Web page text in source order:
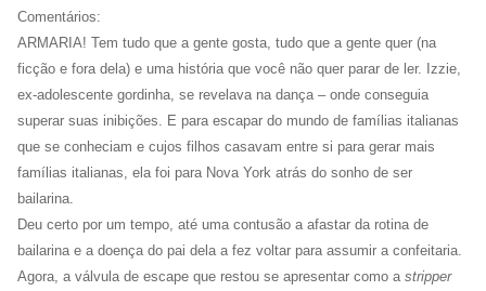
Comentários:
ARMARIA! Tem tudo que a gente gosta, tudo que a gente quer (na
ficção e fora dela) e uma história que você não quer parar de ler. Izzie,
ex-adolescente gordinha, se revelava na dança – onde conseguia
superar suas inibições. E para escapar do mundo de famílias italianas
que se conheciam e cujos filhos casavam entre si para gerar mais
famílias italianas, ela foi para Nova York atrás do sonho de ser
bailarina.
Deu certo por um tempo, até uma contusão a afastar da rotina de
bailarina e a doença do pai dela a fez voltar para assumir a confeitaria.
Agora, a válvula de escape que restou se apresentar como a stripper